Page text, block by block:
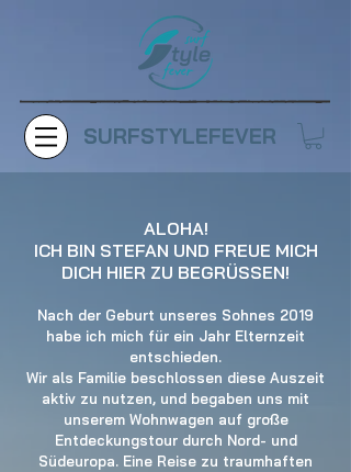
SURFSTYLEFEVER
ALOHA!
ICH BIN STEFAN UND FREUE MICH
DICH HIER ZU BEGRÜSSEN!
Nach der Geburt unseres Sohnes 2019
habe ich mich für ein Jahr Elternzeit
entschieden.
Wir als Familie beschlossen diese Auszeit
aktiv zu nutzen, und begaben uns mit
unserem Wohnwagen auf große
Entdeckungstour durch Nord- und
Südeuropa. Eine Reise zu traumhaften